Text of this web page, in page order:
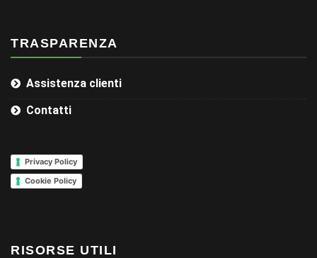
TRASPARENZA
Assistenza clienti
Contatti
Privacy Policy
Cookie Policy
RISORSE UTILI